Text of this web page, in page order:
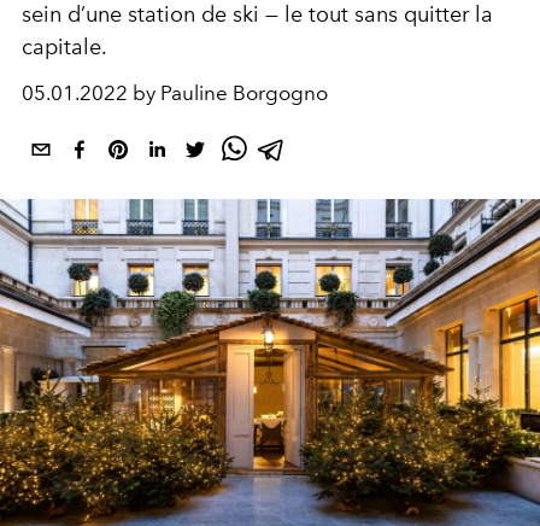
sein d’une station de ski — le tout sans quitter la
capitale.
05.01.2022 by Pauline Borgogno